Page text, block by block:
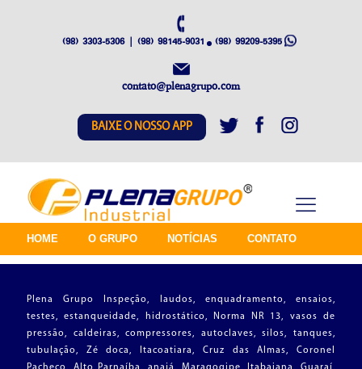
(98) 3303-5306 | (98) 98145-9031 (98) 99209-5395
contato@plenagrupo.com
BAIXE O NOSSO APP
HOME O GRUPO NOTÍCIAS CONTATO
Plena Grupo Inspeção, laudos, enquadramento, ensaios,
testes, estanqueidade, hidrostático, Norma NR 13, vasos de
pressão, caldeiras, compressores, autoclaves, silos, tanques,
tubulação, Zé doca, Itacoatiara, Cruz das Almas, Coronel